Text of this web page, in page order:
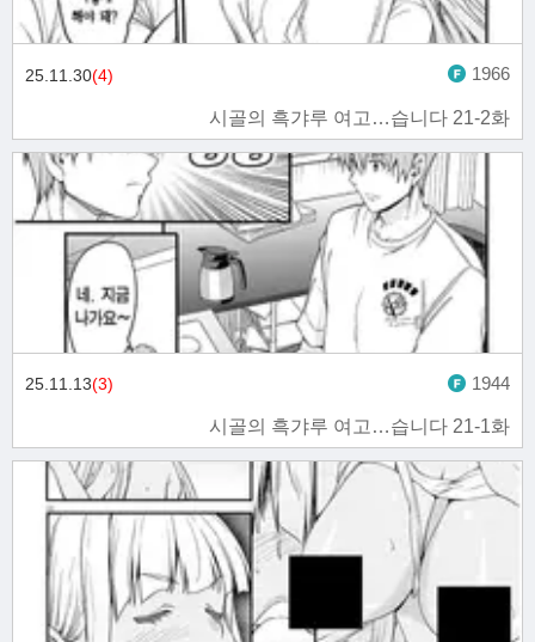
시골의 흑갸루 여고…습니다 21-2화
25.11.30(4) 1966
시골의 흑갸루 여고…습니다 21-1화
25.11.13(3) 1944